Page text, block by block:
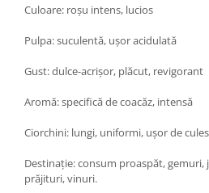
Culoare: roșu intens, lucios
Pulpa: suculentă, ușor acidulată
Gust: dulce-acrișor, plăcut, revigorant
Aromă: specifică de coacăz, intensă
Ciorchini: lungi, uniformi, ușor de cules
Destinație: consum proaspăt, gemuri,
prăjituri, vinuri.